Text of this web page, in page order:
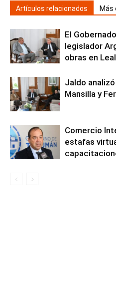
Artículos relacionados Más
El
legislador
obras en
Jaldo
Mansilla y
Comercio
estafas